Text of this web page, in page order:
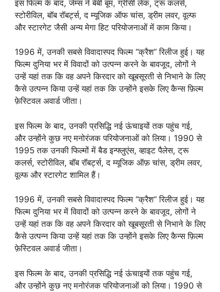
इस फिल्म के बाद, जेम्स ने बेबी बूम, ग्रीसी लेक, ट्रू कलर्स,
स्टोरीविल, बॉब रॉबर्ट्स, द म्यूजिक ऑफ चांस, ड्रीम लवर, वूल्फ
और स्टारगेट जैसी अन्य मेगा हिट परियोजनाओं में काम किया।
1996 में, उनकी सबसे विवादास्पद फिल्म “क्रैश” रिलीज हुई। यह
फिल्म दुनिया भर में विवादों को उत्पन्न करने के बावजूद, लोगों ने
उन्हें यहां तक कि वह अपने किरदार को खूबसूरती से निभाने के लिए
कैसे उत्पन्न किया उन्हें यहां तक कि उन्होंने इसके लिए कैन्स फ़िल्म
फ़ेस्टिवल अवार्ड जीता।
इस फिल्म के बाद, उनकी प्रसिद्धि नई ऊंचाइयों तक पहुंच गई,
और उन्होंने कुछ नए मनोरंजक परियोजनाओं को लिया। 1990 से
1995 तक उनकी फिल्मों में बैड इन्फ्लुएंस, व्हाइट पैलेस, ट्रू
कलर्स, स्टोरीविल, बॉब रॉबर्ट्स, द म्यूजिक ऑफ़ चांस, ड्रीम लवर,
वूल्फ और स्टारगेट शामिल हैं।
1996 में, उनकी सबसे विवादास्पद फिल्म “क्रैश” रिलीज हुई। यह
फिल्म दुनिया भर में विवादों को उत्पन्न करने के बावजूद, लोगों ने
उन्हें यहां तक कि वह अपने किरदार को खूबसूरती से निभाने के लिए
कैसे उत्पन्न किया उन्हें यहां तक कि उन्होंने इसके लिए कैन्स फ़िल्म
फ़ेस्टिवल अवार्ड जीता।
इस फिल्म के बाद, उनकी प्रसिद्धि नई ऊंचाइयों तक पहुंच गई,
और उन्होंने कुछ नए मनोरंजक परियोजनाओं को लिया। 1990 से